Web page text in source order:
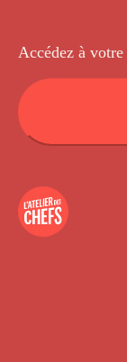
Accédez à votre